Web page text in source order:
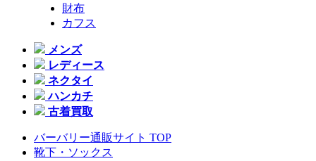
財布
カフス
メンズ
レディース
ネクタイ
ハンカチ
古着買取
バーバリー通販サイト TOP
靴下・ソックス